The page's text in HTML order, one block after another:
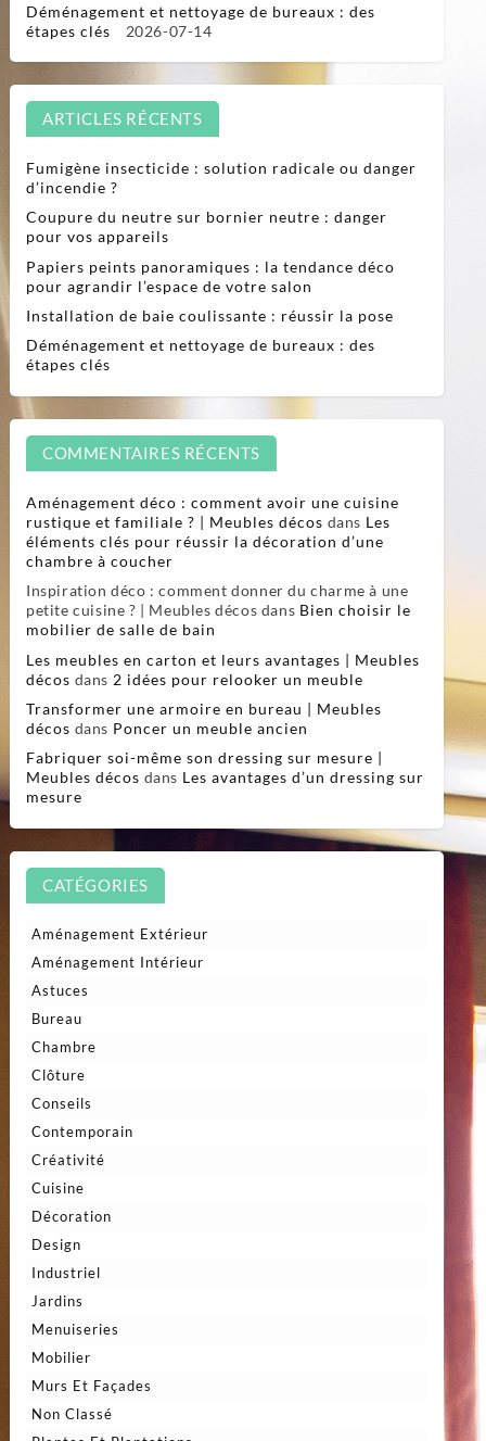
Déménagement et nettoyage de bureaux : des
étapes clés
2026-07-14
ARTICLES RÉCENTS
Fumigène insecticide : solution radicale ou danger
d’incendie ?
Coupure du neutre sur bornier neutre : danger
pour vos appareils
Papiers peints panoramiques : la tendance déco
pour agrandir l’espace de votre salon
Installation de baie coulissante : réussir la pose
Déménagement et nettoyage de bureaux : des
étapes clés
COMMENTAIRES RÉCENTS
Aménagement déco : comment avoir une cuisine
rustique et familiale ? | Meubles décos dans Les
éléments clés pour réussir la décoration d’une
chambre à coucher
Inspiration déco : comment donner du charme à une
petite cuisine ? | Meubles décos dans Bien choisir le
mobilier de salle de bain
Les meubles en carton et leurs avantages | Meubles
décos dans 2 idées pour relooker un meuble
Transformer une armoire en bureau | Meubles
décos dans Poncer un meuble ancien
Fabriquer soi-même son dressing sur mesure |
Meubles décos dans Les avantages d’un dressing sur
mesure
CATÉGORIES
Aménagement Extérieur
Aménagement Intérieur
Astuces
Bureau
Chambre
Clôture
Conseils
Contemporain
Créativité
Cuisine
Décoration
Design
Industriel
Jardins
Menuiseries
Mobilier
Murs Et Façades
Non Classé